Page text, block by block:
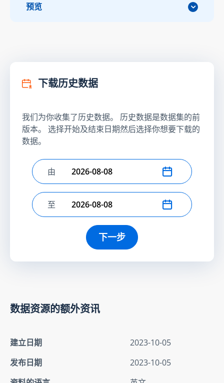
预览
下载历史数据
我们为你收集了历史数据。 历史数据是数据集的前
版本。 选择开始及结束日期然后选择你想要下载的
数据。
选择开始日期
由
选择结束日期
至
下一步
数据资源的额外资讯
建立日期
2023-10-05
发布日期
2023-10-05